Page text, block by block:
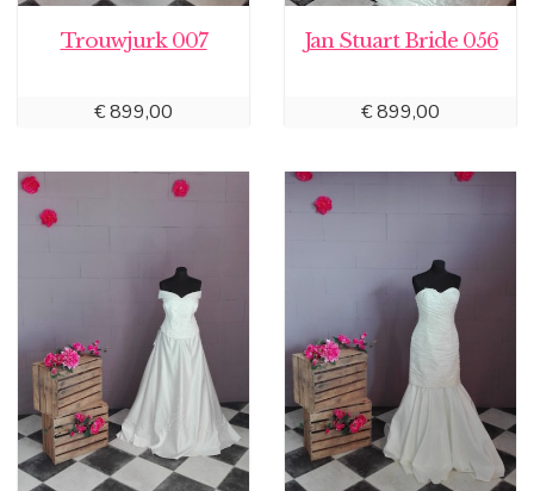
Trouwjurk 007
€899,00
Jan Stuart Bride 056
€899,00